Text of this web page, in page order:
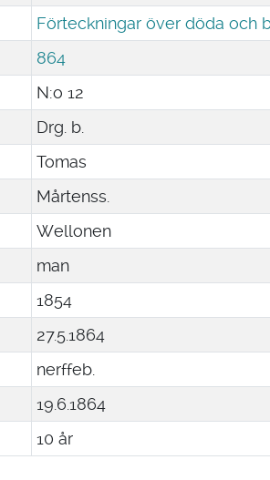
Förteckningar över döda och
864
N:o 12
Drg. b.
Tomas
Mårtenss.
Wellonen
man
1854
27.5.1864
nerffeb.
19 6.1864
10 år